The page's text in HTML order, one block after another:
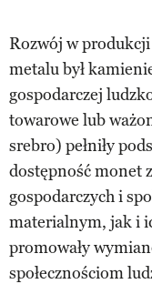
Rozwój w
metalu był
gospodarczej
towarowe lub
srebro) pełniły
dostępność monet
gospodarczych i
materialnym, jak i
promowały
społecznościom